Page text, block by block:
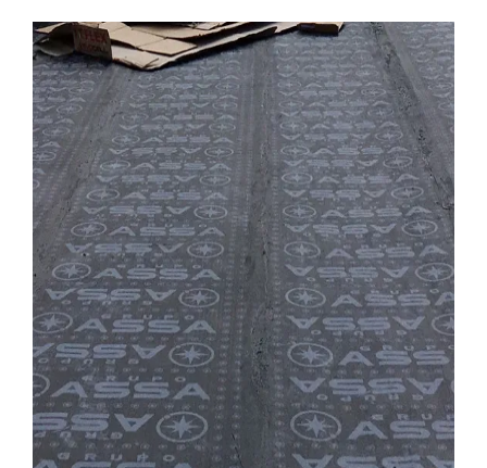
27 OCTUBRE, 2016
CALIDADES COCINAS CONSTRUCCION EDIFICIO LÚMINA
MATERIALES
PRADO DE LA VEGA
Impermeabilización de cubierta,
Edificio Lumina
LEER MÁS